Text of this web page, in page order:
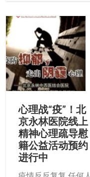
心理战“疫”！北
京永林医院线上
精神心理疏导慰
籍公益活动预约
进行中